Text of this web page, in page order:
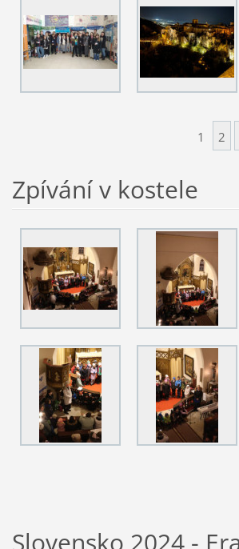
1 2
Zpívání v kostele
Slovensko 2024 -